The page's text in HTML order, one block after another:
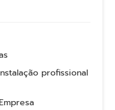
profissional